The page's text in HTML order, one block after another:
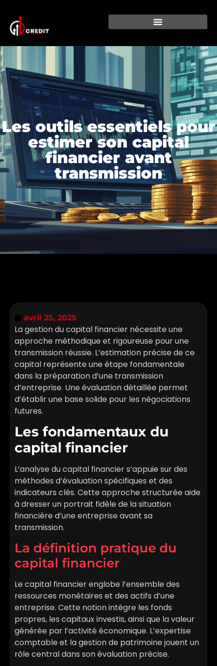
Les outils essentiels pour
estimer son capital
financier avant
transmission
avril 25, 2025
La gestion du capital financier nécessite une
approche méthodique et rigoureuse pour une
transmission réussie. L’estimation précise de ce
capital représente une étape fondamentale
dans la préparation d’une transmission
d’entreprise. Une évaluation détaillée permet
d’établir une base solide pour les négociations
futures.
Les fondamentaux du
capital financier
L’analyse du capital financier s’appuie sur des
méthodes d’évaluation spécifiques et des
indicateurs clés. Cette approche structurée aide
à dresser un portrait fidèle de la situation
financière d’une entreprise avant sa
transmission.
La définition pratique du
capital financier
Le capital financier englobe l’ensemble des
ressources monétaires et des actifs d’une
entreprise. Cette notion intègre les fonds
propres, les capitaux investis, ainsi que la valeur
générée par l’activité économique. L’expertise
comptable et la gestion de patrimoine jouent un
rôle central dans son évaluation précise.